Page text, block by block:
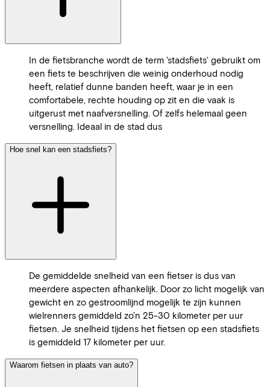
In de fietsbranche wordt de term 'stadsfiets' gebruikt om
een fiets te beschrijven die weinig onderhoud nodig
heeft, relatief dunne banden heeft, waar je in een
comfortabele, rechte houding op zit en die vaak is
uitgerust met naafversnelling. Of zelfs helemaal geen
versnelling. Ideaal in de stad dus
Hoe snel kan een stadsfiets?
De gemiddelde snelheid van een fietser is dus van
meerdere aspecten afhankelijk. Door zo licht mogelijk van
gewicht en zo gestroomlijnd mogelijk te zijn kunnen
wielrenners gemiddeld zo'n 25-30 kilometer per uur
fietsen. Je snelheid tijdens het fietsen op een stadsfiets
is gemiddeld 17 kilometer per uur.
Waarom fietsen in plaats van auto?